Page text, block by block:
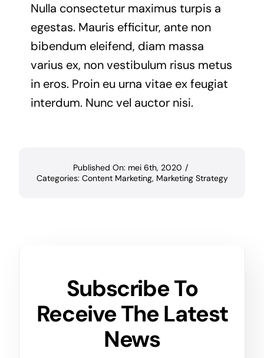
Nulla consectetur maximus turpis a
egestas. Mauris efficitur, ante non
bibendum eleifend, diam massa
varius ex, non vestibulum risus metus
in eros. Proin eu urna vitae ex feugiat
interdum. Nunc vel auctor nisi.
Published On: mei 6th, 2020 /
Categories: Content Marketing, Marketing Strategy
Subscribe To
Receive The Latest
News